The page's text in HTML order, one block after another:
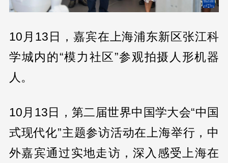
10月13日，嘉宾在上海浦东新区张江科
学城内的“模力社区”参观拍摄人形机器
人。
10月13日，第二届世界中国学大会“中国
式现代化”主题参访活动在上海举行，中
外嘉宾通过实地走访，深入感受上海在